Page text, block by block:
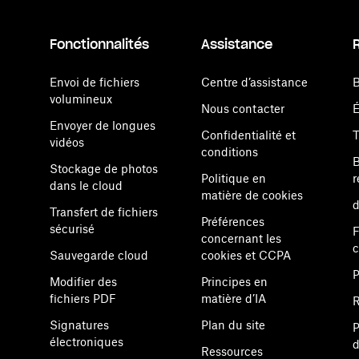
Fonctionnalités
Envoi de fichiers
volumineux
Envoyer de longues
vidéos
Stockage de photos
dans le cloud
Transfert de fichiers
sécurisé
Sauvegarde cloud
Modifier des
fichiers PDF
Signatures
électroniques
Assistance
Centre d’assistance
Nous contacter
Confidentialité et
conditions
Politique en
matière de cookies
Préférences
concernant les
cookies et CCPA
Principes en
matière d’IA
Plan du site
Ressources